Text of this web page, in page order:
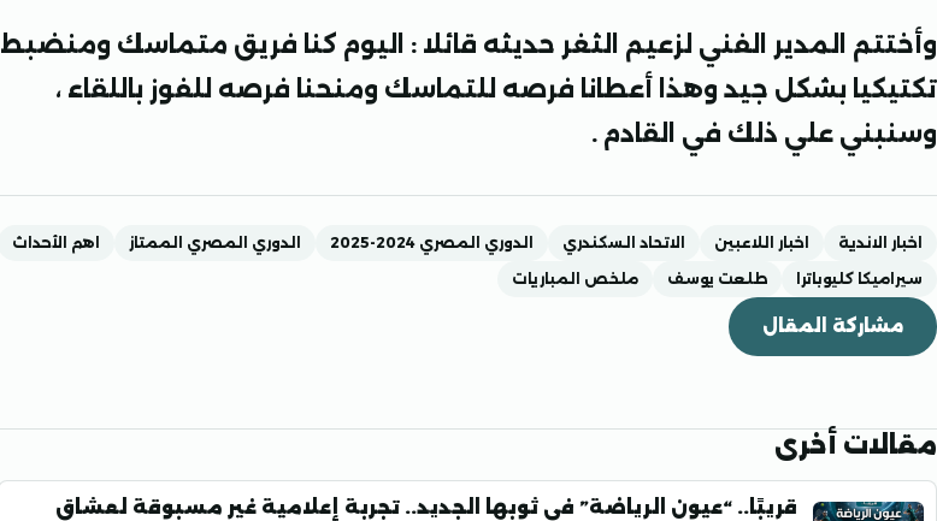
وأختتم المدير الفني لزعيم الثغر حديثه قائلا : اليوم كنا فريق متماسك ومنضبط
تكتيكيا بشكل جيد وهذا أعطانا فرصه للتماسك ومنحنا فرصه للفوز باللقاء ،
وسنبني علي ذلك في القادم .
اخبار الاندية اخبار اللاعبين الاتحاد السكندري الدوري المصري 2024-2025 الدوري المصري الممتاز
اهم الأحداث
سيراميكا كليوباترا
طلعت يوسف ملخص المباريات
مشاركة المقال
مقالات أخرى
قريبًا.. “عيون الرياضة” في ثوبها الجديد.. تجربة إعلامية غير مسبوقة لعشاق